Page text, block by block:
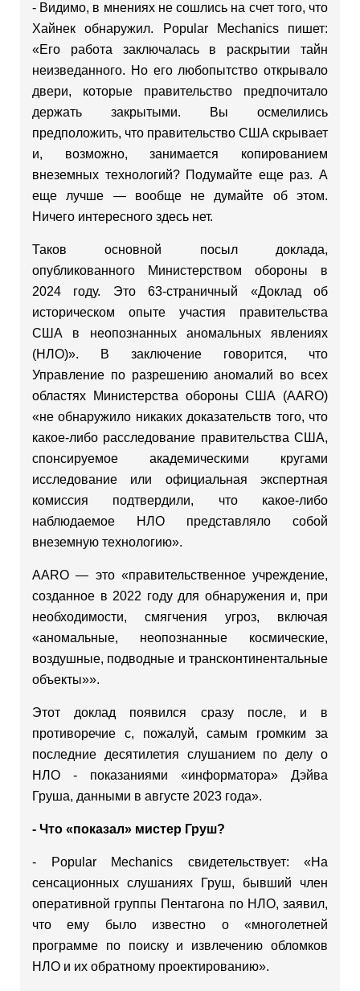
- Видимо, в мнениях не сошлись на счет того, что
Хайнек обнаружил. Popular Mechanics пишет:
«Его работа заключалась в раскрытии тайн
неизведанного. Но его любопытство открывало
двери, которые правительство предпочитало
держать закрытыми. Вы осмелились
предположить, что правительство США скрывает
и, возможно, занимается копированием
внеземных технологий? Подумайте еще раз. А
еще лучше — вообще не думайте об этом.
Ничего интересного здесь нет.
Таков основной посыл доклада,
опубликованного Министерством обороны в
2024 году. Это 63-страничный «Доклад об
историческом опыте участия правительства
США в неопознанных аномальных явлениях
(НЛО)». В заключение говорится, что
Управление по разрешению аномалий во всех
областях Министерства обороны США (AARO)
«не обнаружило никаких доказательств того, что
какое-либо расследование правительства США,
спонсируемое академическими кругами
исследование или официальная экспертная
комиссия подтвердили, что какое-либо
наблюдаемое НЛО представляло собой
внеземную технологию».
AARO — это «правительственное учреждение,
созданное в 2022 году для обнаружения и, при
необходимости, смягчения угроз, включая
«аномальные, неопознанные космические,
воздушные, подводные и трансконтинентальные
объекты»».
Этот доклад появился сразу после, и в
противоречие с, пожалуй, самым громким за
последние десятилетия слушанием по делу о
НЛО - показаниями «информатора» Дэйва
Груша, данными в августе 2023 года».
- Что «показал» мистер Груш?
- Popular Mechanics свидетельствует: «На
сенсационных слушаниях Груш, бывший член
оперативной группы Пентагона по НЛО, заявил,
что ему было известно о «многолетней
программе по поиску и извлечению обломков
НЛО и их обратному проектированию».